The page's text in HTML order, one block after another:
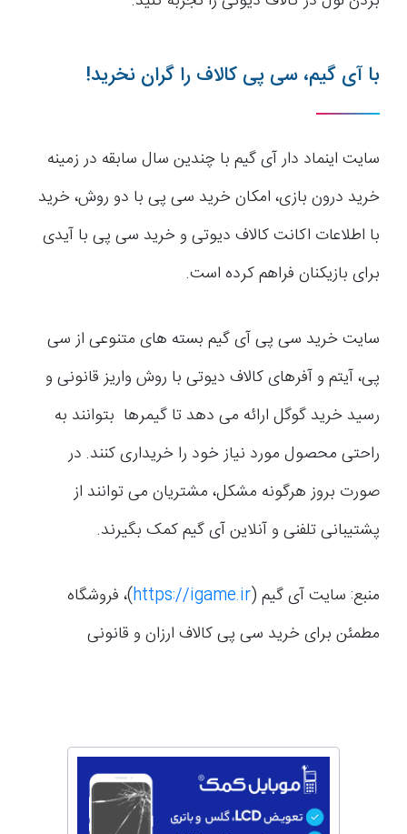
با آی گیم، سی پی کالاف را گران نخرید!
سایت اینماد دار آی گیم با چندین سال سابقه در زمینه
خرید درون بازی، امکان خرید سی پی با دو روش، خرید
با اطلاعات اکانت کالاف دیوتی و خرید سی پی با آیدی
برای بازیکنان فراهم کرده است.
سایت خرید سی پی آی گیم بسته های متنوعی از سی
پی، آیتم و آفرهای کالاف دیوتی با روش واریز قانونی و
رسید خرید گوگل ارائه می دهد تا گیمرها بتوانند به
راحتی محصول مورد نیاز خود را خریداری کنند. در
صورت بروز هرگونه مشکل، مشتریان می توانند از
پشتیبانی تلفنی و آنلاین آی گیم کمک بگیرند.
منبع: سایت آی گیم (https://igame.ir)، فروشگاه
مطمئن برای خرید سی پی کالاف ارزان و قانونی